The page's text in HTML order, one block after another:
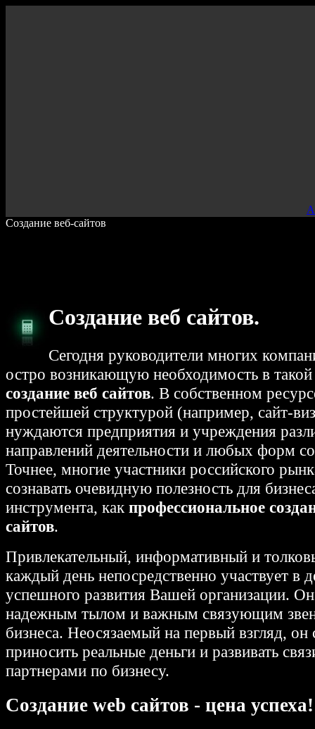
Создание веб-сайтов
Создание веб сайтов.
Сегодня руководители многих
остро возникающую необходимость в такой
создание веб сайтов. В собственном
простейшей структурой (например, сайт-
нуждаются предприятия и учреждения
направлений деятельности и любых форм
Точнее, многие участники российского
сознавать очевидную полезность для
инструмента, как профессиональное
сайтов.
Привлекательный, информативный и
каждый день непосредственно участвует в
успешного развития Вашей организации. Он
надежным тылом и важным связующим
бизнеса. Неосязаемый на первый взгляд, он
приносить реальные деньги и развивать
партнерами по бизнесу.
Создание web сайтов - цена успеха!